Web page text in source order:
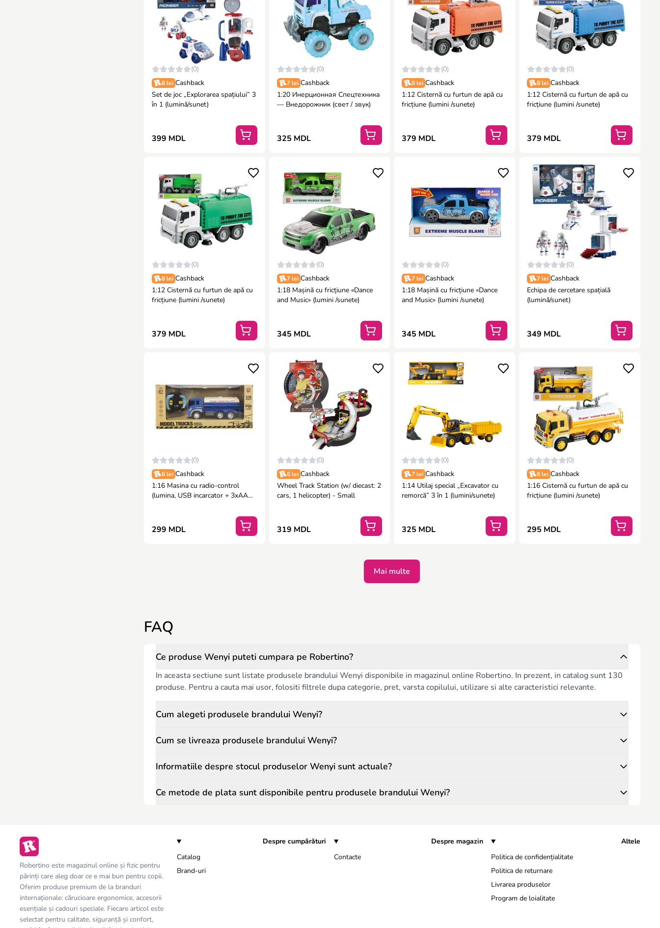
(0)
8 lei Cashback
Set de joc „Explorarea spațiului” 3
în 1 (lumină/sunet)
399 MDL
(0)
7 lei Cashback
1:20 Инерционная Спецтехника
— Внедорожник (свет / звук)
325 MDL
(0)
8 lei Cashback
1:12 Cisternă cu furtun de apă cu
fricțiune (lumini /sunete)
379 MDL
(0)
8 lei Cashback
1:12 Cisternă cu furtun de apă cu
fricțiune (lumini /sunete)
379 MDL
(0)
8 lei Cashback
1:12 Cisternă cu furtun de apă cu
fricțiune (lumini /sunete)
379 MDL
(0)
7 lei Cashback
1:18 Mașină cu fricțiune «Dance
and Music» (lumini /sunete)
345 MDL
(0)
7 lei Cashback
1:18 Mașină cu fricțiune «Dance
and Music» (lumini /sunete)
345 MDL
(0)
7 lei Cashback
Echipa de cercetare spațială
(lumină/sunet)
349 MDL
(0)
6 lei Cashback
1:16 Masina cu radio-control
(lumina, USB incarcator + 3xAA
299 MDL
(0)
6 lei Cashback
Wheel Track Station (w/ diecast: 2
cars, 1 helicopter) - Small
319 MDL
(0)
7 lei Cashback
1:14 Utilaj special „Excavator cu
remorcă” 3 în 1 (lumini/sunete)
325 MDL
(0)
6 lei Cashback
1:16 Cisternă cu furtun de apă cu
fricțiune (lumini /sunete)
295 MDL
Mai multe
FAQ
Ce produse Wenyi puteti cumpara pe Robertino?
In aceasta sectiune sunt listate produsele brandului Wenyi disponibile in magazinul online Robertino. In prezent, in catalog sunt 130
produse. Pentru a cauta mai usor, folositi filtrele dupa categorie, pret, varsta copilului, utilizare si alte caracteristici relevante.
Cum alegeti produsele brandului Wenyi?
Cum se livreaza produsele brandului Wenyi?
Informatiile despre stocul produselor Wenyi sunt actuale?
Ce metode de plata sunt disponibile pentru produsele brandului Wenyi?
Despre cumpărături
Catalog
Brand-uri
Despre magazin
Contacte
Altele
Politica de confidențialitate
Politica de returnare
Livrarea produselor
Program de loialitate
Robertino este magazinul online și fizic pentru
părinți care aleg doar ce e mai bun pentru copii.
Oferim produse premium de la branduri
internaționale: cărucioare ergonomice, accesorii
esențiale și cadouri speciale. Fiecare articol este
selectat pentru calitate, siguranță și confort,